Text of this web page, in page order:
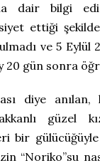
dair bilgi
ettiği
ve 5 Eylül
20 gün sonra
diye
güzel
bir
“Noriko”su